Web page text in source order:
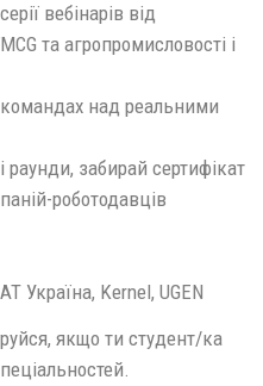
вебінарів від
та агропромисловості і
над реальними
забирай сертифікат
роботодавців
Україна, Kernel, UGEN
якщо ти студент/ка